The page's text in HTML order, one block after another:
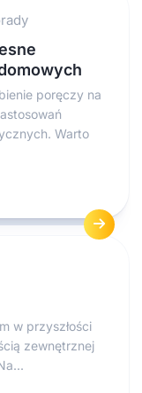
poręczy na
Warto
w przyszłości
zewnętrznej